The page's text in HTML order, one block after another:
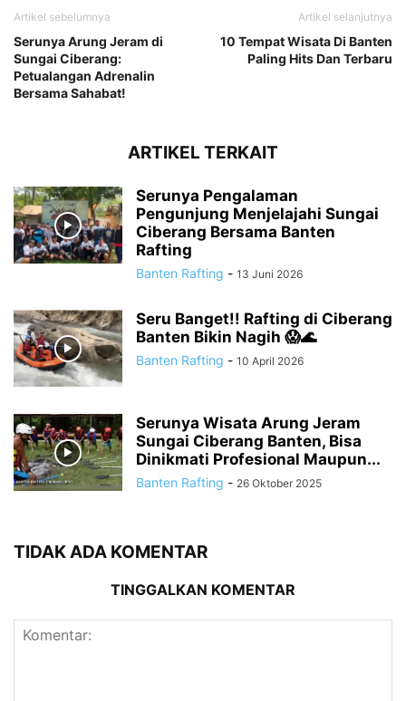
Artikel sebelumnya
Serunya Arung Jeram di
Sungai Ciberang:
Petualangan Adrenalin
Bersama Sahabat!
Artikel selanjutnya
10 Tempat Wisata Di Banten
Paling Hits Dan Terbaru
ARTIKEL TERKAIT
Serunya Pengalaman
Pengunjung Menjelajahi Sungai
Ciberang Bersama Banten
Rafting
Banten Rafting - 13 Juni 2026
Seru Banget!! Rafting di Ciberang
Banten Bikin Nagih 😱🌊
Banten Rafting - 10 April 2026
Serunya Wisata Arung Jeram
Sungai Ciberang Banten, Bisa
Dinikmati Profesional Maupun...
Banten Rafting - 26 Oktober 2025
TIDAK ADA KOMENTAR
TINGGALKAN KOMENTAR